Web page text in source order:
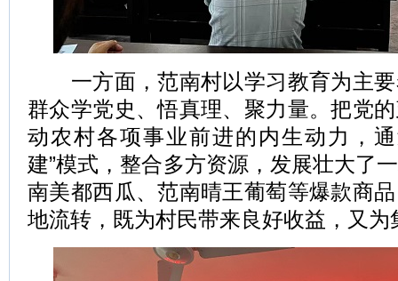
一方面，范南村以学习教育为主要
群众学党史、悟真理、聚力量。把党
动农村各项事业前进的内生动力，
建”模式，整合多方资源，发展壮大了
南美都西瓜、范南晴王葡萄等爆款商
地流转，既为村民带来良好收益，又